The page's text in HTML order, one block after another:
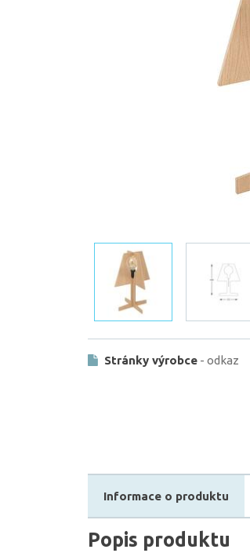
Stránky výrobce - odkaz
Informace o produktu
Popis produktu